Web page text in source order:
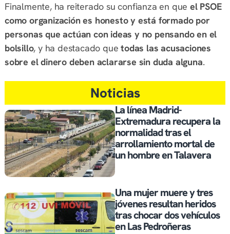
Finalmente, ha reiterado su confianza en que el PSOE
como organización es honesto y está formado por
personas que actúan con ideas y no pensando en el
bolsillo, y ha destacado quetodas las acusaciones
sobre el dinero deben aclararse sin duda alguna.
Noticias
La línea Madrid-
Extremadura recupera la
normalidad tras el
arrollamiento mortal de
un hombre en Talavera
Una mujer muere y tres
jóvenes resultan heridos
tras chocar dos vehículos
en Las Pedroñeras